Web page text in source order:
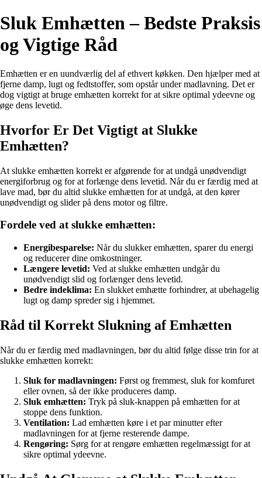
Sluk Emhætten – Bedste Praksis
og Vigtige Råd
Emhætten er en uundværlig del af ethvert køkken. Den hjælper med at
fjerne damp, lugt og fedtstoffer, som opstår under madlavning. Det er
dog vigtigt at bruge emhætten korrekt for at sikre optimal ydeevne og
øge dens levetid.
Hvorfor Er Det Vigtigt at Slukke
Emhætten?
At slukke emhætten korrekt er afgørende for at undgå unødvendigt
energiforbrug og for at forlænge dens levetid. Når du er færdig med at
lave mad, bør du altid slukke emhætten for at undgå, at den kører
unødvendigt og slider på dens motor og filtre.
Fordele ved at slukke emhætten:
Energibesparelse: Når du slukker emhætten, sparer du energi
og reducerer dine omkostninger.
Længere levetid: Ved at slukke emhætten undgår du
unødvendigt slid og forlænger dens levetid.
Bedre indeklima: En slukket emhætte forhindrer, at ubehagelig
lugt og damp spreder sig i hjemmet.
Råd til Korrekt Slukning af Emhætten
Når du er færdig med madlavningen, bør du altid følge disse trin for at
slukke emhætten korrekt:
Sluk for madlavningen: Først og fremmest, sluk for komfuret
eller ovnen, så der ikke produceres damp.
Sluk emhætten: Tryk på sluk-knappen på emhætten for at
stoppe dens funktion.
Ventilation: Lad emhætten køre i et par minutter efter
madlavningen for at fjerne resterende dampe.
Rengøring: Sørg for at rengøre emhætten regelmæssigt for at
sikre optimal ydeevne.